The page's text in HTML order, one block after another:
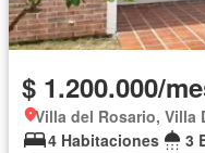
$ 1.200.000/
Villa del Rosario, Villa
4 Habitaciones
3